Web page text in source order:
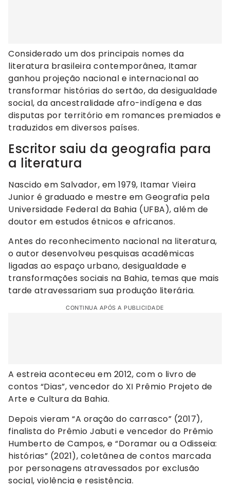
Considerado um dos principais nomes da
literatura brasileira contemporânea, Itamar
ganhou projeção nacional e internacional ao
transformar histórias do sertão, da desigualdade
social, da ancestralidade afro-indígena e das
disputas por território em romances premiados e
traduzidos em diversos países.
Escritor saiu da geografia para
a literatura
Nascido em Salvador, em 1979, Itamar Vieira
Junior é graduado e mestre em Geografia pela
Universidade Federal da Bahia (UFBA), além de
doutor em estudos étnicos e africanos.
Antes do reconhecimento nacional na literatura,
o autor desenvolveu pesquisas acadêmicas
ligadas ao espaço urbano, desigualdade e
transformações sociais na Bahia, temas que mais
tarde atravessariam sua produção literária.
CONTINUA APÓS A PUBLICIDADE
A estreia aconteceu em 2012, com o livro de
contos “Dias”, vencedor do XI Prêmio Projeto de
Arte e Cultura da Bahia.
Depois vieram “A oração do carrasco” (2017),
finalista do Prêmio Jabuti e vencedor do Prêmio
Humberto de Campos, e “Doramar ou a Odisseia:
histórias” (2021), coletânea de contos marcada
por personagens atravessados por exclusão
social, violência e resistência.